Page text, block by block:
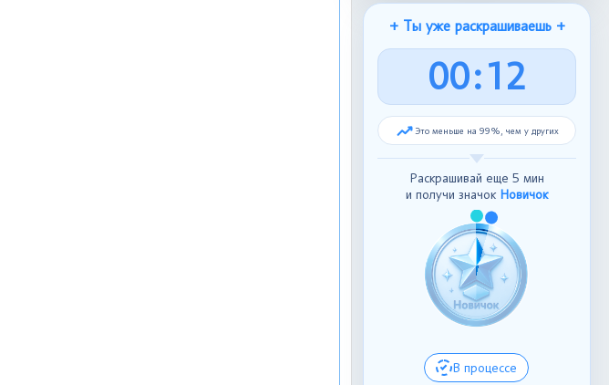
+ Ты уже раскрашиваешь +
00:13
Это меньше на 99%, чем у других
Раскрашивай еще 5 мин
и получи значок Новичок
В процессе